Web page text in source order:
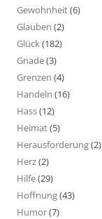
Gewohnheit(6)
Glauben (2)
Glück(182)
Gnade(3)
Grenzen (4)
Handeln (16)
Hass(12)
Heimat(5)
Herausforderung(2)
Herz(2)
Hilfe(29)
Hoffnung(43)
Humor(7)